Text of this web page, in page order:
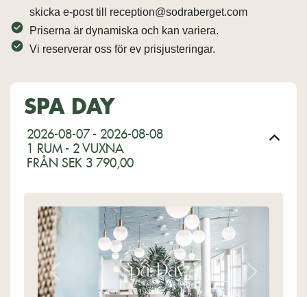
skicka e-post till reception@sodraberget.com
Priserna är dynamiska och kan variera.
Vi reserverar oss för ev prisjusteringar.
SPA DAY
2026-08-07 - 2026-08-08
1 RUM - 2VUXNA
FRÅN SEK 3 790,00
Previous Next